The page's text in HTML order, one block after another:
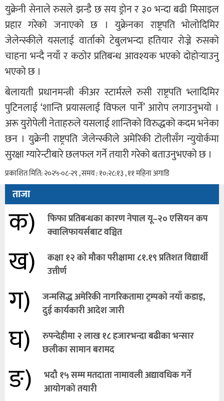
युक्रेनी सेनाले रुसले झन्डै छ सय ड्रोन र ३० भन्दा बढी मिसाइल
प्रहार गरेको जनाएको छ । युक्रेनका राष्ट्रपति भोलोदिमिर
जेलेन्स्कीले यसलाई वार्ताको टेबुलभन्दा हतियार रोज्ने रुसको
चाहना भन्दै नयाँ र कठोर प्रतिबन्ध आवश्यक भएको दोहोर्‍याउनु
भएको छ ।
बेलायती प्रधानमन्त्री कीअर स्टार्मरले रुसी राष्ट्रपति भ्लादिमिर
पुटिनलाई ‘शान्ति प्रयासलाई विफल पार्ने’ आरोप लगाउनुभयो ।
अरू युरोपेली नेताहरुले यसलाई शान्तिको विरुद्धको कदम भनेका
छन । युक्रेनी राष्ट्रपति जेलेन्स्कीले अमेरिकी टोलीसँग न्युयोर्कमा
सुरक्षा ग्यारेन्टीबारे छलफल गर्ने तयारी गरेको बताउनुभएको छ ।
प्रकाशित मिति: २०२५-०८-२९ , समय : १०:२८:१३ , ११ महिना अगाडि
ताजा
क)
फिफा प्रतिबन्धका कारण नेपाल यू–२० एसियन कप
क्वालिफायर्सबाट वञ्चित
ख)
कक्षा १२ को मौका परीक्षामा ८१.१९ प्रतिशत विद्यार्थी
उत्तीर्ण
ग)
जन्मसिद्ध अमेरिकी नागरिकतामा ट्रम्पको नयाँ कडाइ,
दुई कार्यकारी आदेश जारी
घ)
रुपन्देहीमा २ लाख १८ हजारभन्दा बढीका भन्सार
छलीका सामान बरामद
ङ)
भदौ १५ सम्म मतदाता नामावली अद्यावधिक गर्ने
आयोगको तयारी